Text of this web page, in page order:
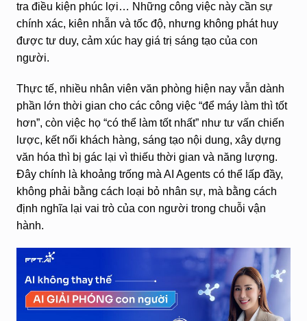
tra điều kiện phúc lợi… Những công việc này cần sự
chính xác, kiên nhẫn và tốc độ, nhưng không phát huy
được tư duy, cảm xúc hay giá trị sáng tạo của con
người.
Thực tế, nhiều nhân viên văn phòng hiện nay vẫn dành
phần lớn thời gian cho các công việc “để máy làm thì tốt
hơn”, còn việc họ “có thể làm tốt nhất” như tư vấn chiến
lược, kết nối khách hàng, sáng tạo nội dung, xây dựng
văn hóa thì bị gác lại vì thiếu thời gian và năng lượng.
Đây chính là khoảng trống mà AI Agents có thể lấp đầy,
không phải bằng cách loại bỏ nhân sự, mà bằng cách
định nghĩa lại vai trò của con người trong chuỗi vận
hành.